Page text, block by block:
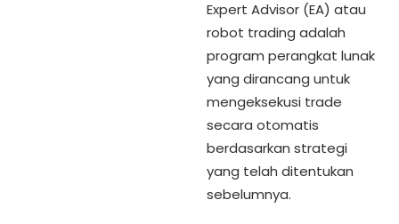
Expert Advisor (EA) atau
robot trading adalah
program perangkat lunak
yang dirancang untuk
mengeksekusi trade
secara otomatis
berdasarkan strategi
yang telah ditentukan
sebelumnya.